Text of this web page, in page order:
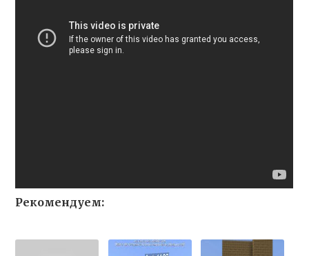
Рекомендуем: